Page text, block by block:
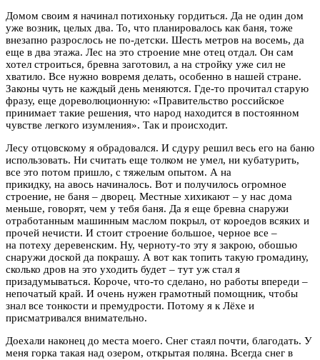
Домом своим я начинал потихоньку гордиться. Да не один дом
уже возник, целых два. То, что планировалось как баня, тоже
внезапно разрослось не по-детски. Шесть метров на восемь, да
еще в два этажа. Лес на это строение мне отец отдал. Он сам
хотел строиться, бревна заготовил, а на стройку уже сил не
хватило. Все нужно вовремя делать, особенно в нашей стране.
Законы чуть не каждый день меняются. Где-то прочитал старую
фразу, еще дореволюционную: «Правительство российское
принимает такие решения, что народ находится в постоянном
чувстве легкого изумления». Так и происходит.
Лесу отцовскому я обрадовался. И сдуру решил весь его на баню
использовать. Ни считать еще толком не умел, ни кубатурить,
все это потом пришло, с тяжелым опытом. А на
прикидку, на авось начиналось. Вот и получилось огромное
строение, не баня – дворец. Местные хихикают – у нас дома
меньше, говорят, чем у тебя баня. Да я еще бревна снаружи
отработанным машинным маслом покрыл, от короедов всяких и
прочей нечисти. И стоит строение большое, черное все –
на потеху деревенским. Ну, черноту-то эту я закрою, обошью
снаружи доской да покрашу. А вот как топить такую громадину,
сколько дров на это уходить будет – тут уж стал я
призадумываться. Короче, что-то сделано, но работы впереди –
непочатый край. И очень нужен грамотный помощник, чтобы
знал все тонкости и премудрости. Потому я к Лёхе и
присматривался внимательно.
Доехали наконец до места моего. Снег стаял почти, благодать. У
меня горка такая над озером, открытая поляна. Всегда снег в